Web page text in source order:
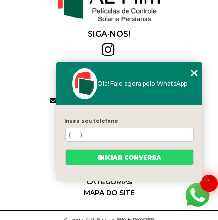
SIGA-NOS!
(11) 2564-4684
(11) 94168-2041
contato.vendas@alfilm.com.br
MENU
HOME
QUEM SOMOS
SERVIÇOS
BLOG
CATEGORIAS
MAPA DO SITE
Copyright © AL Film. (Lei 9610 de 19/02/1998)
1
Olá! Fale agora pelo WhatsApp
Insira seu telefone
INICIAR CONVERSA